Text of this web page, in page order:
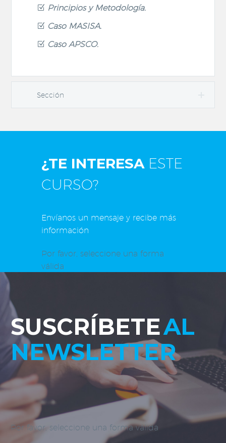
Principios y Metodología.
Caso MASISA.
Caso APSCO.
Sección
¿TE INTERESAESTE
CURSO?
Envíanos un mensaje y recibe más
información
Por favor, seleccione una forma
válida
SUSCRÍBETEAL
NEWSLETTER
Por favor, seleccione una forma válida